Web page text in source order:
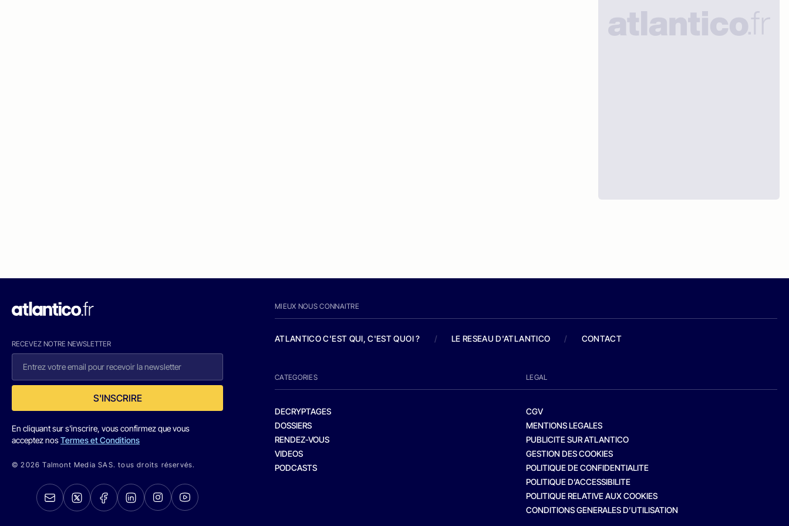
RECEVEZ NOTRE NEWSLETTER
S'INSCRIRE
En cliquant sur s'inscrire, vous confirmez que vous
acceptez nosTermes et Conditions
© 2026 Talmont Media SAS. tous droits réservés.
MIEUX NOUS CONNAITRE
ATLANTICO C'EST QUI, C'EST QUOI ? / LE RESEAU D'ATLANTICO / CONTACT
CATEGORIES
DECRYPTAGES
DOSSIERS
RENDEZ-VOUS
VIDEOS
PODCASTS
LEGAL
CGV
MENTIONS LEGALES
PUBLICITE SUR ATLANTICO
GESTION DES COOKIES
POLITIQUE DE CONFIDENTIALITE
POLITIQUE D’ACCESSIBILITE
POLITIQUE RELATIVE AUX COOKIES
CONDITIONS GENERALES D’UTILISATION